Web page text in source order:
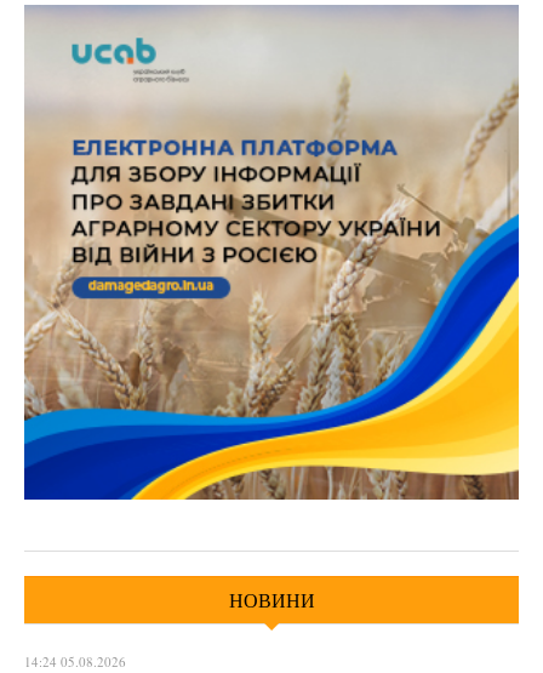
НОВИНИ
14:24 05.08.2026